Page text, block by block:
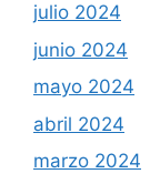
julio 2024
junio 2024
mayo 2024
abril 2024
marzo 2024